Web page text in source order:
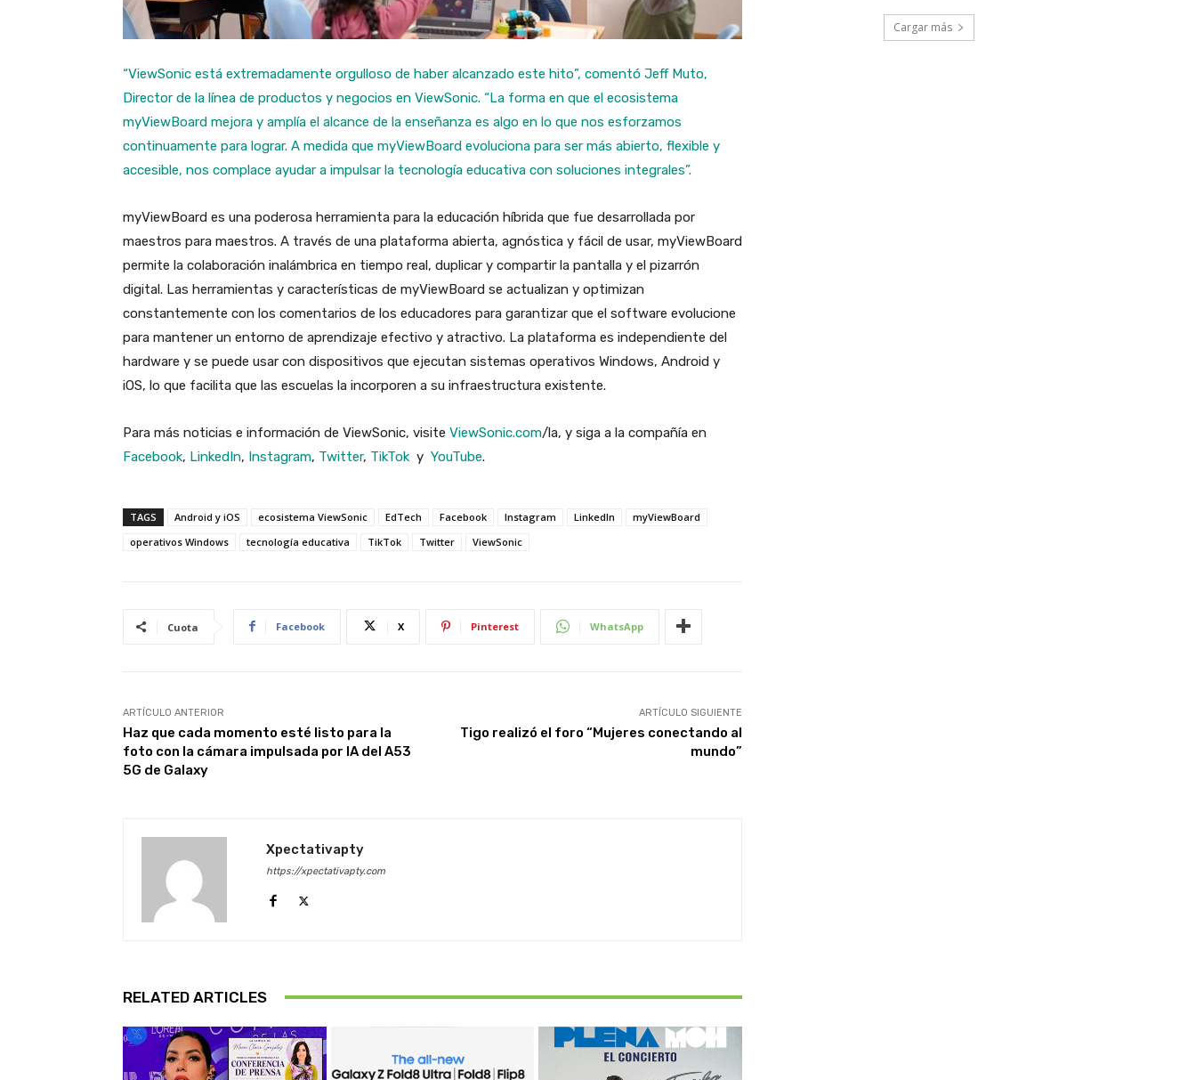
“ViewSonic está extremadamente orgulloso de haber alcanzado este hito”, comentó Jeff Muto,
Director de la línea de productos y negocios en ViewSonic. “La forma en que el ecosistema
myViewBoard mejora y amplía el alcance de la enseñanza es algo en lo que nos esforzamos
continuamente para lograr. A medida que myViewBoard evoluciona para ser más abierto, flexible y
accesible, nos complace ayudar a impulsar la tecnología educativa con soluciones integrales”.
myViewBoard es una poderosa herramienta para la educación híbrida que fue desarrollada por
maestros para maestros. A través de una plataforma abierta, agnóstica y fácil de usar, myViewBoard
permite la colaboración inalámbrica en tiempo real, duplicar y compartir la pantalla y el pizarrón
digital. Las herramientas y características de myViewBoard se actualizan y optimizan
constantemente con los comentarios de los educadores para garantizar que el software evolucione
para mantener un entorno de aprendizaje efectivo y atractivo. La plataforma es independiente del
hardware y se puede usar con dispositivos que ejecutan sistemas operativos Windows, Android y
iOS, lo que facilita que las escuelas la incorporen a su infraestructura existente.
Para más noticias e información de ViewSonic, visite ViewSonic.com/la, y siga a la compañía en
Facebook, LinkedIn, Instagram, Twitter, TikTok y YouTube.
TAGS Android y iOS ecosistema ViewSonic EdTech Facebook Instagram LinkedIn
myViewBoard
operativos Windows
tecnología educativa TikTok Twitter ViewSonic
Cuota Facebook X Pinterest WhatsApp
ARTÍCULO ANTERIOR
Haz que cada momento esté listo para la
foto con la cámara impulsada por IA del A53
5G de Galaxy
ARTÍCULO SIGUIENTE
Tigo realizó el foro “Mujeres conectando al
mundo”
Xpectativapty
https://xpectativapty.com
RELATED ARTICLES
Cargar más